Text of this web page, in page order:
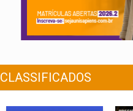
CLASSIFICADOS